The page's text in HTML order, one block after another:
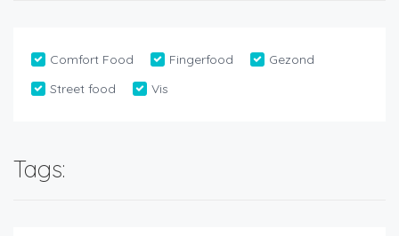
Comfort Food Fingerfood
Gezond
Street food
Vis
Tags: